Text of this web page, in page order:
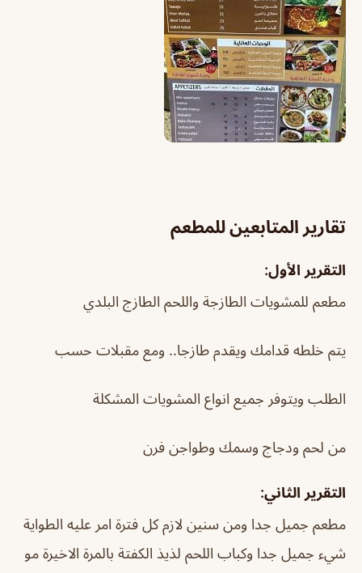
تقارير المتابعين للمطعم
التقرير الأول:
مطعم للمشويات الطازجة واللحم الطازج البلدي
يتم خلطه قدامك ويقدم طازجا.. ومع مقبلات حسب
الطلب ويتوفر جميع انواع المشويات المشكلة
من لحم ودجاج وسمك وطواجن فرن
التقرير الثاني:
مطعم جميل جدا ومن سنين لازم كل فترة امر عليه الطواية
شيء جميل جدا وكباب اللحم لذيذ الكفتة بالمرة الاخيرة مو